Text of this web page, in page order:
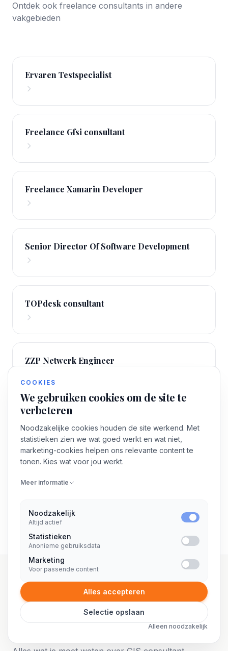
Ontdek ook freelance consultants in andere
vakgebieden
Ervaren Testspecialist
Freelance Gfsi consultant
Freelance Xamarin Developer
Senior Director Of Software Development
TOPdesk consultant
ZZP Netwerk Engineer
Interim Android Developer
FAQ
Veelgestelde vragen
COOKIES
We gebruiken cookies om de site te
verbeteren
Noodzakelijke cookies houden de site werkend. Met
statistieken zien we wat goed werkt en wat niet,
marketing-cookies helpen ons relevante content te
tonen. Kies wat voor jou werkt.
Meer informatie
Noodzakelijk
Altijd actief
Statistieken
Anonieme gebruiksdata
Marketing
Voor passende content
Alles accepteren
Selectie opslaan
Alleen noodzakelijk